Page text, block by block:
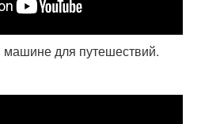
машине для путешествий.